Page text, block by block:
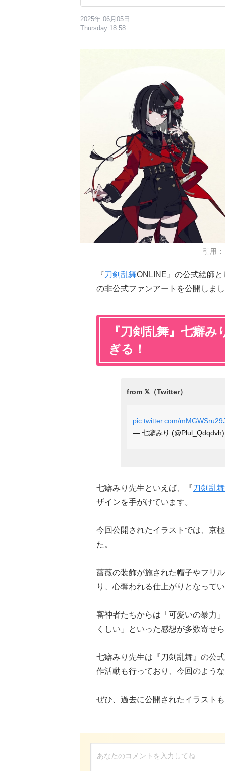
2025年 06月05日
Thursday 18:58
引用
『刀剣乱舞ONLINE』の公式絵師
の非公式ファンアートを公開しま
『刀剣乱舞』七癖
ぎる！
pic.twitter.com/
— 七癖みり
七癖みり先生といえば、『刀剣乱舞
ザインを手がけています。
今回公開されたイラストでは、京
た。
薔薇の装飾が施された帽子やフリ
り、心奪われる仕上がりとなって
審神者たちからは「可愛いの暴力
くしい」といった感想が多数寄せ
七癖みり先生は『刀剣乱舞』の公
作活動も行っており、今回のよう
ぜひ、過去に公開されたイラスト